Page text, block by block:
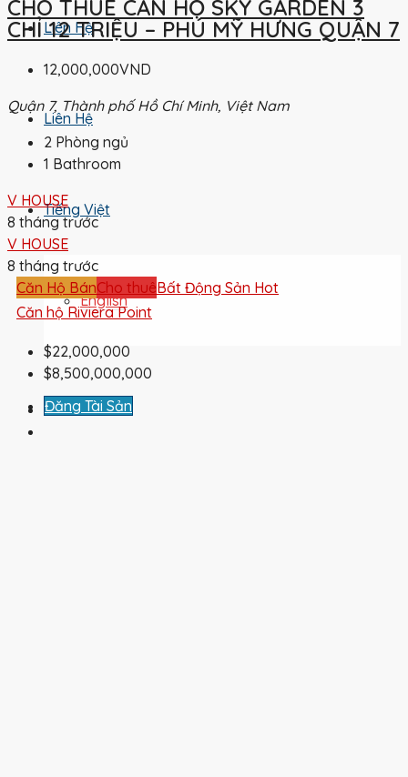
Liên Hệ
Liên Hệ
Tiếng Việt
English
Đăng Tài Sản
CHO THUÊ CĂN HỘ SKY GARDEN 3
CHỈ 12 TRIỆU – PHÚ MỸ HƯNG QUẬN 7
12,000,000VND
Quận 7, Thành phố Hồ Chí Minh, Việt Nam
2 Phòng ngủ
1 Bathroom
V HOUSE
8 tháng trước
V HOUSE
8 tháng trước
Căn Hộ BánCho thuêBất Động Sản Hot
Căn hộ Riviera Point
$22,000,000
$8,500,000,000